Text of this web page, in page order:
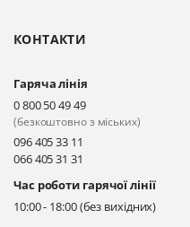
КОНТАКТИ
Гаряча лінія
0 800 50 49 49
(безкоштовно з міських)
096 405 33 11
066 405 31 31
Час роботи гарячої лінії
10:00 - 18:00 (без вихідних)